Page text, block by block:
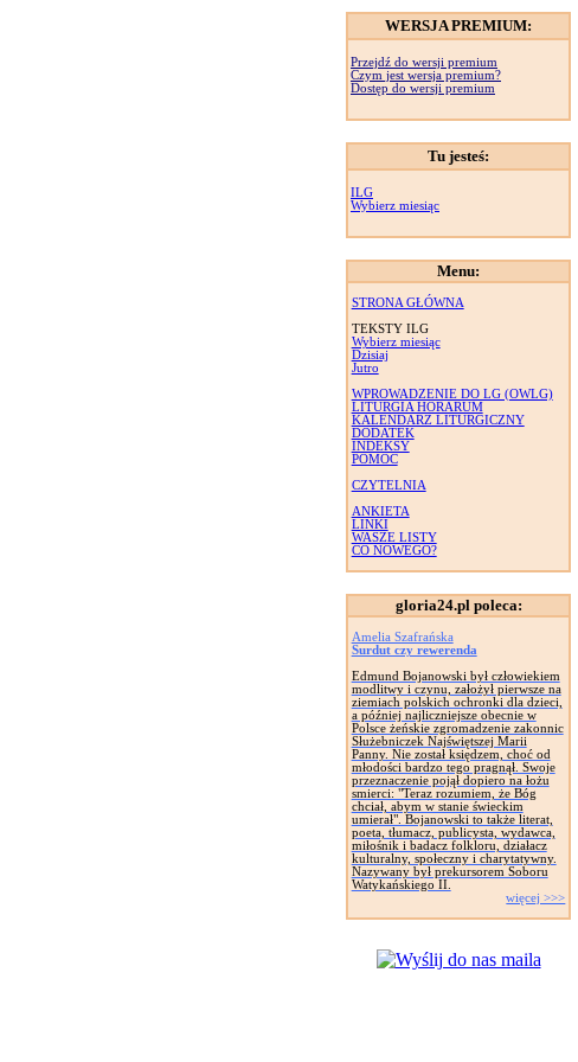
WERSJA PREMIUM:
Przejdź do wersji premium
Czym jest wersja premium?
Dostęp do wersji premium
Tu jesteś:
ILG
Wybierz miesiąc
Menu:
STRONA GŁÓWNA
TEKSTY ILG
Wybierz miesiąc
Dzisiaj
Jutro
WPROWADZENIE DO LG (OWLG)
LITURGIA HORARUM
KALENDARZ LITURGICZNY
DODATEK
INDEKSY
POMOC
CZYTELNIA
ANKIETA
LINKI
WASZE LISTY
CO NOWEGO?
gloria24.pl poleca:
Amelia Szafrańska
Surdut czy rewerenda
Edmund Bojanowski był człowiekiem
modlitwy i czynu, założył pierwsze na
ziemiach polskich ochronki dla dzieci,
a później najliczniejsze obecnie w
Polsce żeńskie zgromadzenie zakonnic
Służebniczek Najświętszej Marii
Panny. Nie został księdzem, choć od
młodości bardzo tego pragnął. Swoje
przeznaczenie pojął dopiero na łożu
smierci: "Teraz rozumiem, że Bóg
chciał, abym w stanie świeckim
umierał". Bojanowski to także literat,
poeta, tłumacz, publicysta, wydawca,
miłośnik i badacz folkloru, działacz
kulturalny, społeczny i charytatywny.
Nazywany był prekursorem Soboru
Watykańskiego II.
więcej >>>